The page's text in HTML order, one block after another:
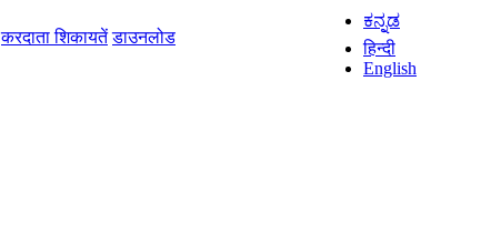
करदाता शिकायतें डाउनलोड
ಕನ್ನಡ
हिन्दी
English